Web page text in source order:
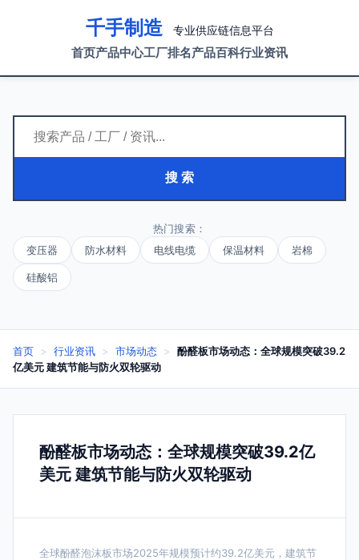
千手制造 专业供应链信息平台
首页产品中心工厂排名产品百科行业资讯
搜 索
热门搜索：
变压器
防水材料 电线电缆 保温材料 岩棉
硅酸铝
首页 > 行业资讯 > 市场动态 >
酚醛板市场动态：全球规模突破39.2
亿美元 建筑节能与防火双轮驱动
酚醛板市场动态：全球规模突破39.2亿
美元 建筑节能与防火双轮驱动
全球酚醛泡沫板市场2025年规模预计约39.2亿美元，建筑节